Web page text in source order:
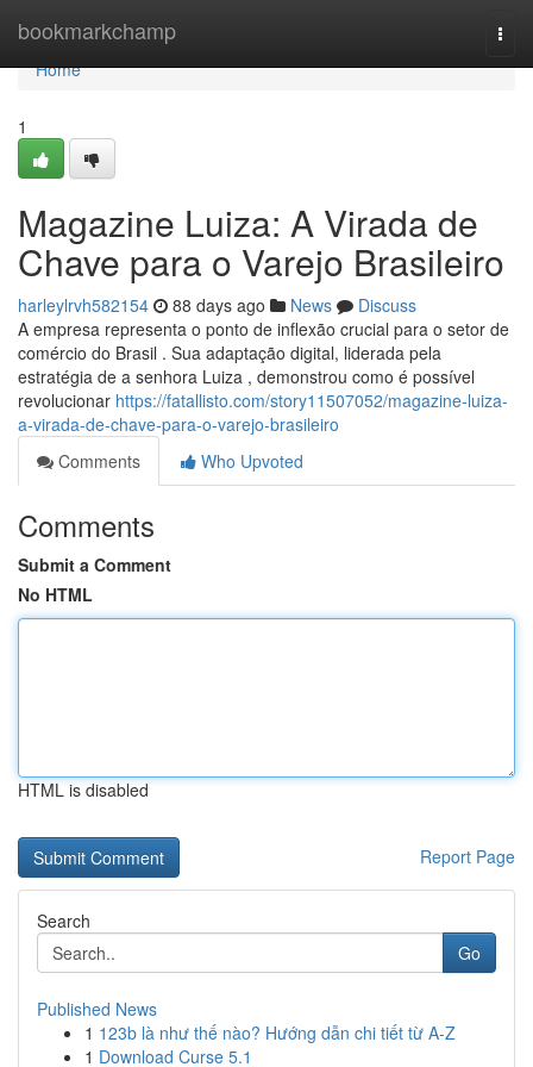
bookmarkchamp
Home
Home
1
Magazine Luiza: A Virada de
Chave para o Varejo Brasileiro
harleylrvh582154 88 days ago News
Discuss
A empresa representa o ponto de inflexão crucial para o setor de
comércio do Brasil . Sua adaptação digital, liderada pela
estratégia de a senhora Luiza , demonstrou como é possível
revolucionar https://fatallisto.com/story11507052/magazine-luiza-
a-virada-de-chave-para-o-varejo-brasileiro
Comments
Who Upvoted
Comments
Submit a Comment
No HTML
HTML is disabled
Report Page
Search
Go
Published News
1 123b là như thế nào? Hướng dẫn chi tiết từ A-Z
1 Download Curse 5.1